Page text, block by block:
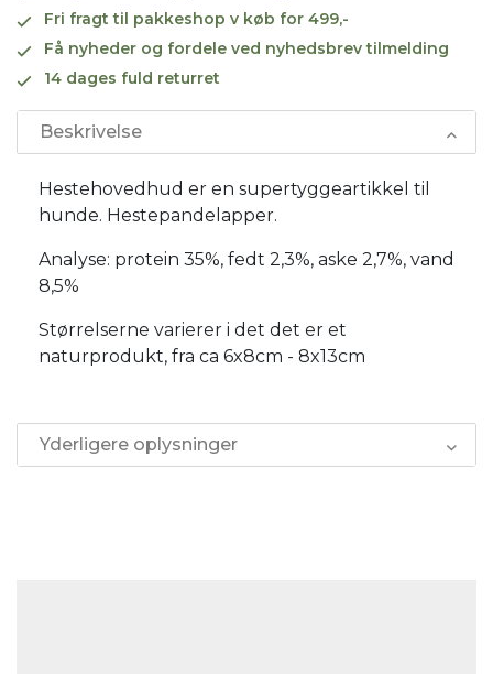
Fri fragt til pakkeshop v køb for 499,-
Få nyheder og fordele ved nyhedsbrev tilmelding
14 dages fuld returret
Beskrivelse
Hestehovedhud er en supertyggeartikkel til
hunde. Hestepandelapper.
Analyse: protein 35%, fedt 2,3%, aske 2,7%, vand
8,5%
Størrelserne varierer i det det er et
naturprodukt, fra ca 6x8cm - 8x13cm
Yderligere oplysninger